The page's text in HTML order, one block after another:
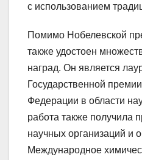
с использованием
Помимо Нобелевской
также удостоен
наград. Он является
Государственной
Федерации в области
работа также получила
научных организаций и
Международное